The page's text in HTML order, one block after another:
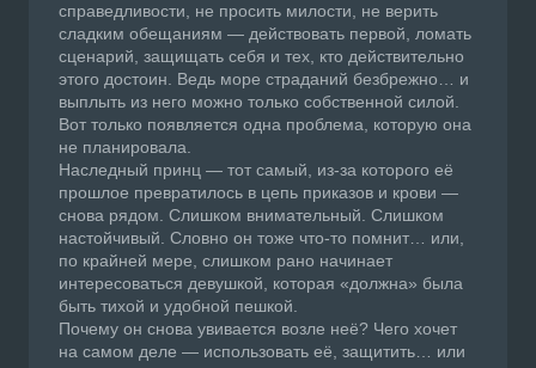
справедливости, не просить милости, не верить
сладким обещаниям — действовать первой, ломать
сценарий, защищать себя и тех, кто действительно
этого достоин. Ведь море страданий безбрежно… и
выплыть из него можно только собственной силой.
Вот только появляется одна проблема, которую она
не планировала.
Наследный принц — тот самый, из-за которого её
прошлое превратилось в цепь приказов и крови —
снова рядом. Слишком внимательный. Слишком
настойчивый. Словно он тоже что-то помнит… или,
по крайней мере, слишком рано начинает
интересоваться девушкой, которая «должна» была
быть тихой и удобной пешкой.
Почему он снова увивается возле неё? Чего хочет
на самом деле — использовать её, защитить… или